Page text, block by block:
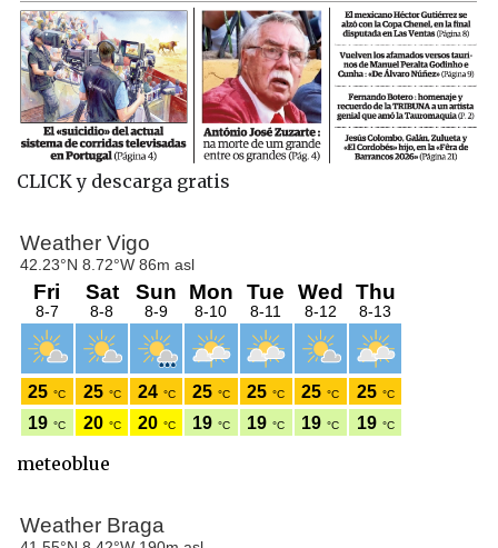
CLICK y descarga gratis
meteoblue